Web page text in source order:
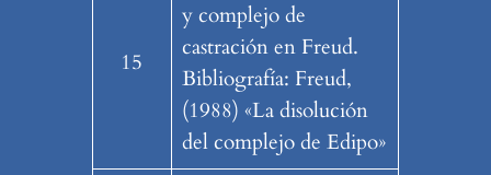
15
y complejo de
castración en Freud.
Bibliografía: Freud,
(1988) «La disolución
del complejo de Edipo»